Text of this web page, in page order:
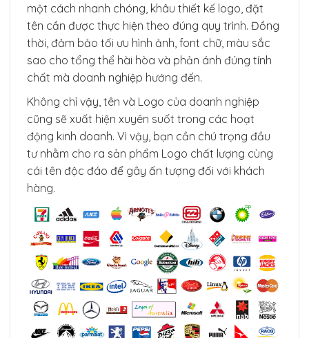
một cách nhanh chóng, khâu thiết kế logo, đặt
tên cần được thực hiện theo đúng quy trình. Đồng
thời, đảm bảo tối ưu hình ảnh, font chữ, màu sắc
sao cho tổng thể hài hòa và phản ánh đúng tính
chất mà doanh nghiệp hướng đến.
Không chỉ vậy, tên và Logo của doanh nghiệp
cũng sẽ xuất hiện xuyên suốt trong các hoạt
động kinh doanh. Vì vậy, bạn cần chú trọng đầu
tư nhằm cho ra sản phẩm Logo chất lượng cùng
cái tên độc đáo để gây ấn tượng đối với khách
hàng.